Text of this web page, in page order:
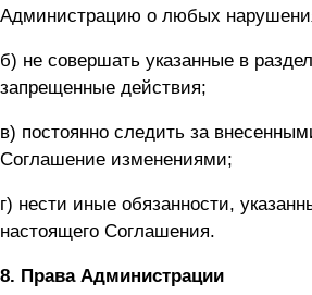
Администрацию о любых
б) не совершать указанные в
запрещенные действия;
в) постоянно следить за
Соглашение изменениями;
г) нести иные обязанности,
настоящего Соглашения.
8. Права Администрации